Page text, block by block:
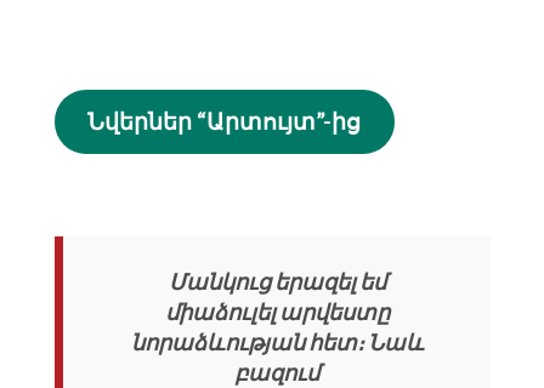
Նվերներ “Արտույտ”-ից
Մանկուց երազել եմ
միաձուլել արվեստը
նորաձևության հետ։ Նաև
բազում